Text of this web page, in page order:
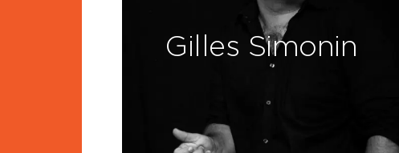
Gilles Simonin